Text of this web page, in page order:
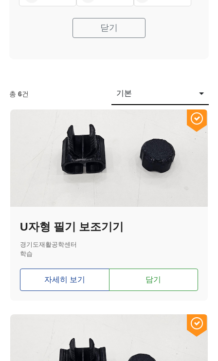
닫기
총6건 기본
U자형 필기 보조기기
경기도재활공학센터
학습
자세히 보기 담기